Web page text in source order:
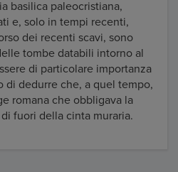
basilica paleocristiana,
e, solo in tempi recenti,
dei recenti scavi, sono
tombe databili intorno al
di particolare importanza
di dedurre che, a quel tempo,
romana che obbligava la
fuori della cinta muraria.